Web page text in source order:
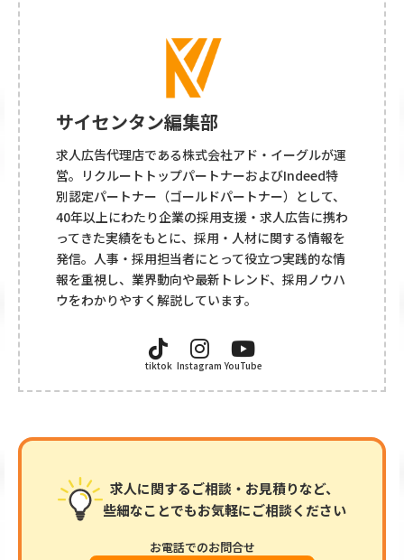
サイセンタン編集部
求人広告代理店である株式会社アド・イーグルが運
営。リクルートトップパートナーおよびIndeed特
別認定パートナー（ゴールドパートナー）として、
40年以上にわたり企業の採用支援・求人広告に携わ
ってきた実績をもとに、採用・人材に関する情報を
発信。人事・採用担当者にとって役立つ実践的な情
報を重視し、業界動向や最新トレンド、採用ノウハ
ウをわかりやすく解説しています。
tiktok Instagram YouTube
求人に関するご相談・お見積りなど、
些細なことでもお気軽にご相談ください
お電話でのお問合せ